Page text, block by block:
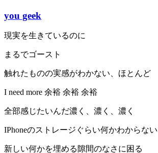
you geek
現実を生きているのに
まるでゴースト
触れたものの実感がわかない、ほとんど
I need more 余裕 余裕 余裕
全部感じたいんだ濃く、濃く、濃く
IPhoneのストレージぐらい何かわからな
新しい何かを埋める隙間のなさに困る